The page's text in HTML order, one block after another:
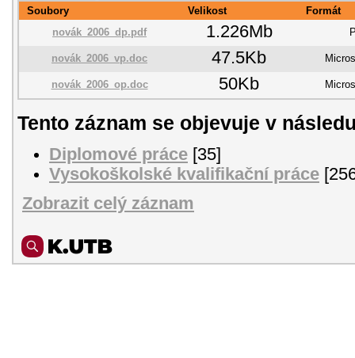
Soubory Velikost
Formát
novák_2006_dp.pdf
1.226Mb
novák_2006_vp.doc 47.5Kb
novák_2006_op.doc 50Kb
Tento záznam se objevuje v
Diplomové práce [35]
Vysokoškolské kvalifikační práce
Zobrazit celý záznam